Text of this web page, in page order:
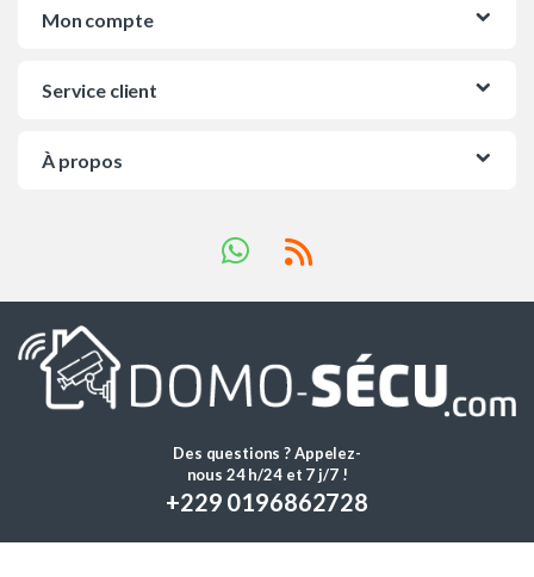
Mon compte
Service client
À propos
Des questions ? Appelez-
nous 24 h/24 et 7 j/7 !
+229 0196862728